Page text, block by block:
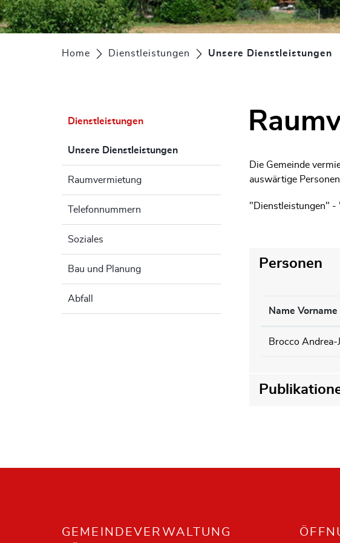
Home Dienstleistungen Unsere Dienstleistungen
Dienstleistungen
Unsere Dienstleistungen
Raumvermietung
Telefonnummern
Soziales
Bau und Planung
Abfall
Die Gemeinde
auswärtige
"Dienstleistungen" -
Personen
Name Vorname
Brocco Andrea-
Fusszeile
GEMEINDEVERWALTUNG